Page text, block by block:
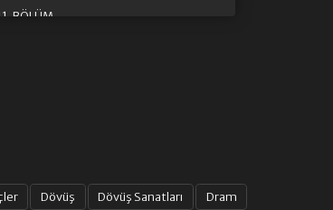
BÖLÜM
Dövüş Dövüş Sanatları
Dram